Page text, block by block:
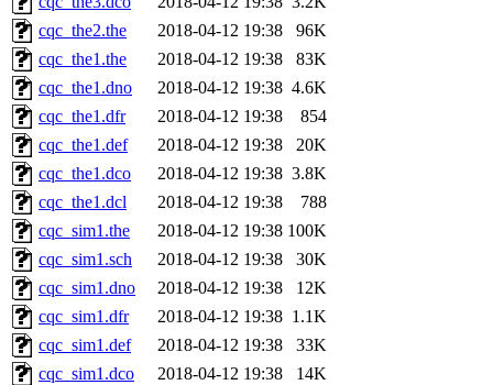
cqc_the2.the
2018-04-12 19:38
96K
cqc_the1.the
2018-04-12 19:38
83K
cqc_the1.dno
2018-04-12 19:38 4.6K
cqc_the1.dfr
2018-04-12 19:38
854
cqc_the1.def
2018-04-12 19:38
20K
cqc_the1.dco
2018-04-12 19:38 3.8K
cqc_the1.dcl
2018-04-12 19:38
788
cqc_sim1.the
2018-04-12 19:38 100K
cqc_sim1.sch
2018-04-12 19:38
30K
cqc_sim1.dno
2018-04-12 19:38
12K
cqc_sim1.dfr
2018-04-12 19:38 1.1K
cqc_sim1.def
2018-04-12 19:38
33K
cqc_sim1.dco
2018-04-12 19:38
14K